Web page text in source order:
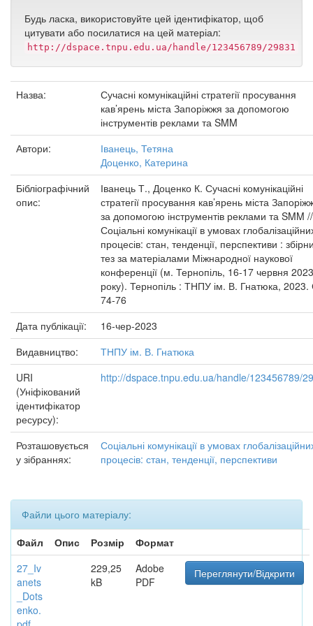
Будь ласка, використовуйте цей ідентифікатор, щоб
цитувати або посилатися на цей матеріал:
http://dspace.tnpu.edu.ua/handle/123456789/29831
Назва:
Сучасні комунікаційні стратегії просування
кав’ярень міста Запоріжжя за допомогою
інструментів реклами та SMM
Автори:
Іванець, Тетяна
Доценко, Катерина
Бібліографічний
опис:
Іванець Т., Доценко К. Сучасні комунікаційні
стратегії просування кав’ярень міста
за допомогою інструментів реклами та SMM //
Соціальні комунікації в умовах
процесів: стан, тенденції, перспективи :
тез за матеріалами Міжнародної наукової
конференції (м. Тернопіль, 16-17 червня 2023
року). Тернопіль : ТНПУ ім. В. Гнатюка, 2023.
74-76
Дата публікації:
16-чер-2023
Видавництво:
ТНПУ ім. В. Гнатюка
URI
(Уніфікований
ідентифікатор
ресурсу):
http://dspace.tnpu.edu.ua/handle/123456789/
Розташовується
у зібраннях:
Соціальні комунікації в умовах
процесів: стан, тенденції, перспективи
Файли цього матеріалу:
Файл
Опис Розмір
Формат
27_Iv
anets
_Dots
enko.
229,25
kB
Adobe
PDF
Переглянути/Відкрити